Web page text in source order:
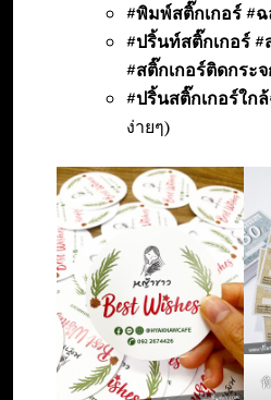
#พิมพ์สติ๊กเกอร์ #
#ปริ้นท์สติ๊กเกอร์ #
#สติ๊กเกอร์ติดกระ
#ปริ้นสติ๊กเกอร์ใก
ง่ายๆ)